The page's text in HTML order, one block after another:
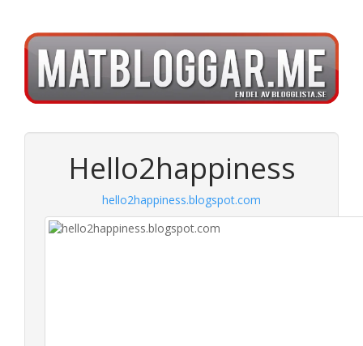
Hello2happiness
hello2happiness.blogspot.com